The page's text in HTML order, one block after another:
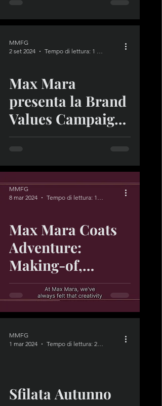
Max Mara
presenta la Brand
Values Campaign
con protagonista
MMFG
2 set 2024
Tempo di lettura: 1 min
Max Mara Coats
Adventure:
Making-of,
EPISODE 3
MMFG
8 mar 2024
Tempo di lettura: 1 min
Sfilata Autunno
MMFG
1 mar 2024
Tempo di lettura: 2 min